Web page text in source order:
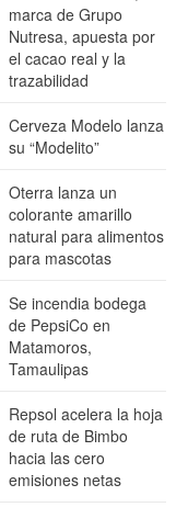
marca de Grupo
Nutresa, apuesta por
el cacao real y la
trazabilidad
Cerveza Modelo lanza
su “Modelito”
Oterra lanza un
colorante amarillo
natural para alimentos
para mascotas
Se incendia bodega
de PepsiCo en
Matamoros,
Tamaulipas
Repsol acelera la hoja
de ruta de Bimbo
hacia las cero
emisiones netas